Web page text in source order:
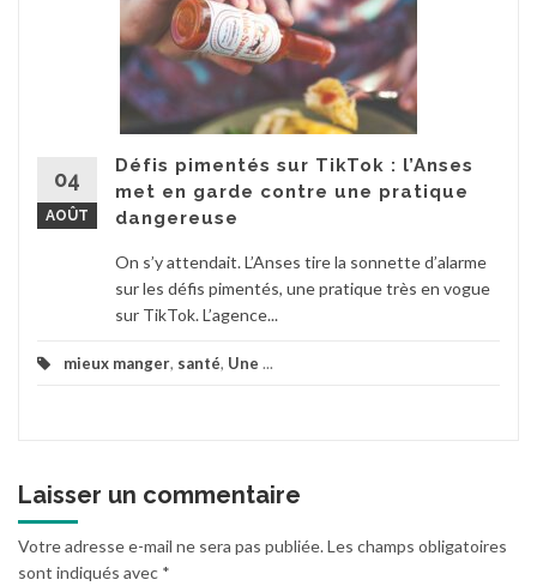
04
AOÛT
Défis pimentés sur TikTok : l’Anses
met en garde contre une pratique
dangereuse
On s’y attendait. L’Anses tire la sonnette d’alarme
sur les défis pimentés, une pratique très en vogue
sur TikTok. L’agence...
mieux manger, santé, Une ...
Laisser un commentaire
Votre adresse e-mail ne sera pas publiée.Les champs obligatoires
sont indiqués avec *